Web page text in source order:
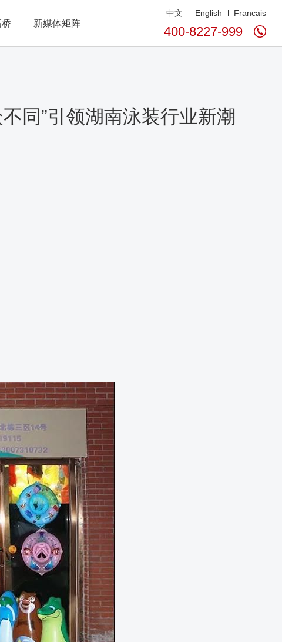
新媒体矩阵
中文 English Francais
400-8227-999
同”引领湖南泳装行业新潮